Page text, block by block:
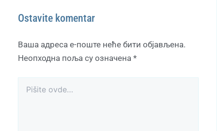
Ostavite komentar
Ваша адреса е-поште неће бити објављена.
Неопходна поља су означена *